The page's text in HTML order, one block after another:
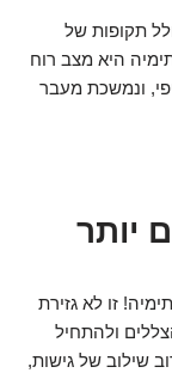
תקופות של
היא מצב רוח
ונמשכת מעבר
יותר
זו לא גזירת
ולהתחיל
שילוב של גישות,